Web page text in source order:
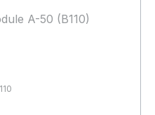
4duino RS232 to TTL module A-50 (B110)